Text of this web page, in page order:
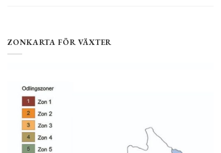
ZONKARTA FÖR VÄXTER